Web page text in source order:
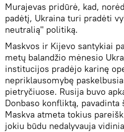
Murajevas pridūrė, kad,
padėtį, Ukraina turi pradėti
neutralią" politiką.
Maskvos ir Kijevo santykiai
metų balandžio mėnesio
institucijos pradėjo karinę
nepriklausomybę
pietryčiuose. Rusija buvo
Donbaso konfliktą,
Maskva atmeta tokius
jokiu būdu nedalyvauja